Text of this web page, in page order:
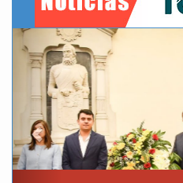
Previous